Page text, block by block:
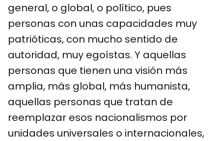
general, o global, o político, pues
personas con unas capacidades muy
patrióticas, con mucho sentido de
autoridad, muy egoístas. Y aquellas
personas que tienen una visión más
amplia, más global, más humanista,
aquellas personas que tratan de
reemplazar esos nacionalismos por
unidades universales o internacionales,